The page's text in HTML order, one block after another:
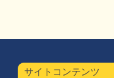
サイトコンテンツ